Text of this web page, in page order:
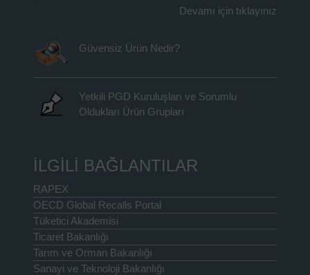
Devamı için tıklayınız
Güvensiz Ürün Nedir?
Yetkili PGD Kuruluşları ve Sorumlu
Oldukları Ürün Grupları
İLGİLİ BAĞLANTILAR
RAPEX
OECD Global Recalls Portal
Tüketici Akademisi
Ticaret Bakanlığı
Tarım ve Orman Bakanlığı
Sanayi ve Teknoloji Bakanlığı